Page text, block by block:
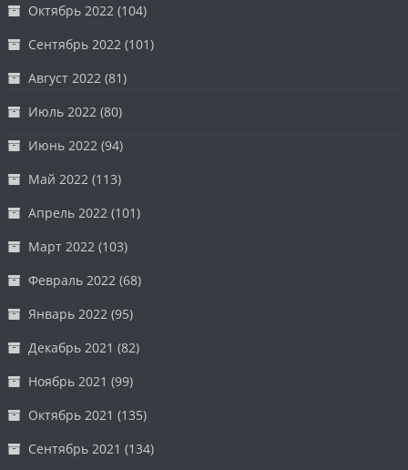
Октябрь 2022 (104)
Сентябрь 2022 (101)
Август 2022 (81)
Июль 2022 (80)
Июнь 2022 (94)
Май 2022 (113)
Апрель 2022 (101)
Март 2022 (103)
Февраль 2022 (68)
Январь 2022 (95)
Декабрь 2021 (82)
Ноябрь 2021 (99)
Октябрь 2021 (135)
Сентябрь 2021 (134)